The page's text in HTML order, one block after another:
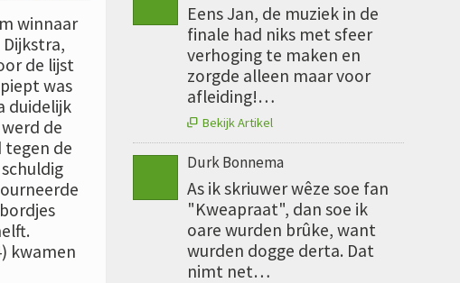
winnaar
de lijst
was
duidelijk
de
tegen de
kwamen
Eens Jan, de muziek in de
finale had niks met sfeer
verhoging te maken en
zorgde alleen maar voor
afleiding!…
 Bekijk Artikel
Durk Bonnema
As ik skriuwer wêze soe fan
"Kweapraat", dan soe ik
oare wurden brûke, want
wurden dogge derta. Dat
nimt net…